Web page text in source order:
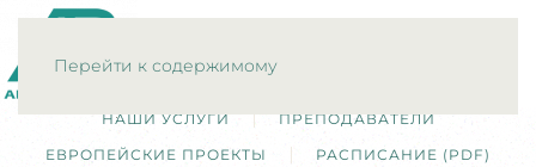
Перейти к содержимому
НАШИ УСЛУГИ
ПРЕПОДАВАТЕЛИ
ЕВРОПЕЙСКИЕ ПРОЕКТЫ
РАСПИСАНИЕ (PDF)